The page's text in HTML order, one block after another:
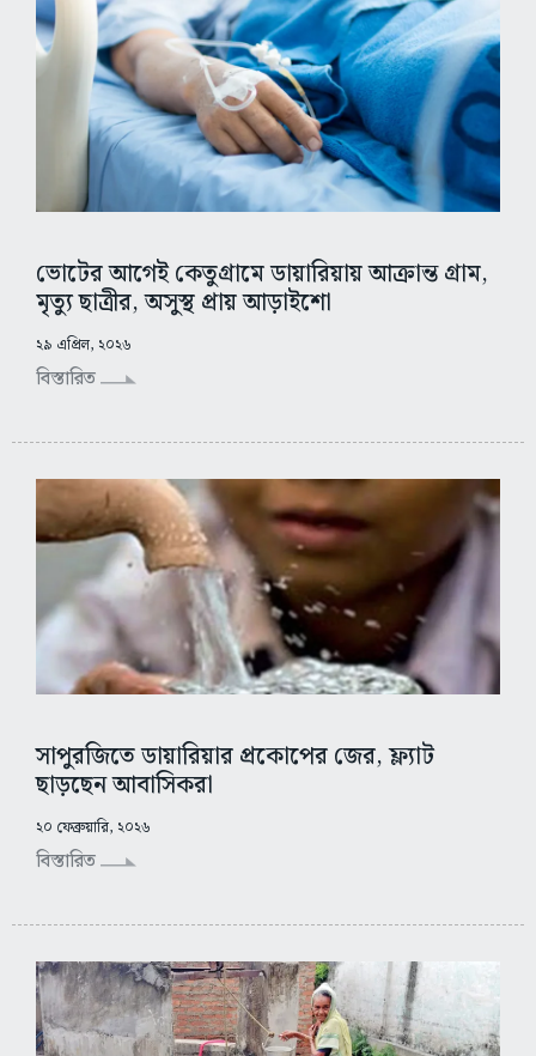
ভোটের আগেই কেতুগ্রামে ডায়ারিয়ায় আক্রান্ত গ্রাম,
মৃত্যু ছাত্রীর, অসুস্থ প্রায় আড়াইশো
২৯ এপ্রিল, ২০২৬
বিস্তারিত
সাপুরজিতে ডায়ারিয়ার প্রকোপের জের, ফ্ল্যাট
ছাড়ছেন আবাসিকরা
২০ ফেব্রুয়ারি, ২০২৬
বিস্তারিত